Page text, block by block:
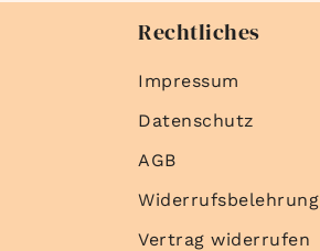
Rechtliches
Impressum
Datenschutz
AGB
Widerrufsbelehrung
Vertrag widerrufen